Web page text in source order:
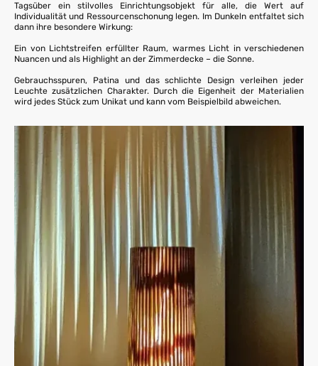
Tagsüber ein stilvolles Einrichtungsobjekt für alle, die Wert auf
Individualität und Ressourcenschonung legen. Im Dunkeln entfaltet sich
dann ihre besondere Wirkung:
Ein von Lichtstreifen erfüllter Raum, warmes Licht in verschiedenen
Nuancen und als Highlight an der Zimmerdecke – die Sonne.
Gebrauchsspuren, Patina und das schlichte Design verleihen jeder
Leuchte zusätzlichen Charakter. Durch die Eigenheit der Materialien
wird jedes Stück zum Unikat und kann vom Beispielbild abweichen.